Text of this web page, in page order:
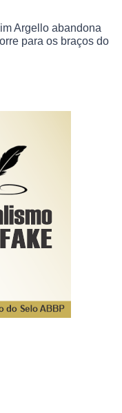
Argello abandona
para os braços do